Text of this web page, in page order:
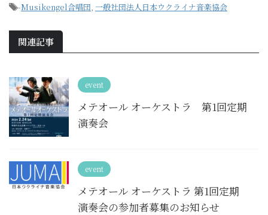
-Musikengel合唱団, 一般社団法人日本ウクライナ音楽協会
関連記事
event
メテオール オーケストラ 第1回定期
演奏会
event
メテオール オーケストラ 第1回定期
演奏会の参加者募集のお知らせ